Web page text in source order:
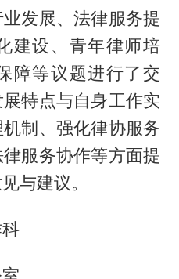
发展、法律服务提
建设、青年律师培
障等议题进行了交
特点与自身工作实
制、强化律协服务
服务协作等方面提
与建议。